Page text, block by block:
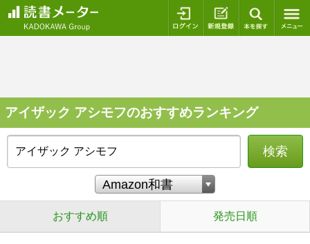
ログイン 新規登録
アイザック アシモフのおすすめランキング
検索
おすすめ順 発売日順